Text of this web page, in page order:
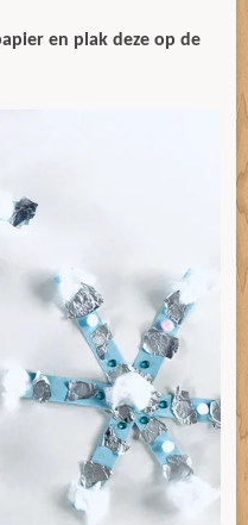
en plak deze op de